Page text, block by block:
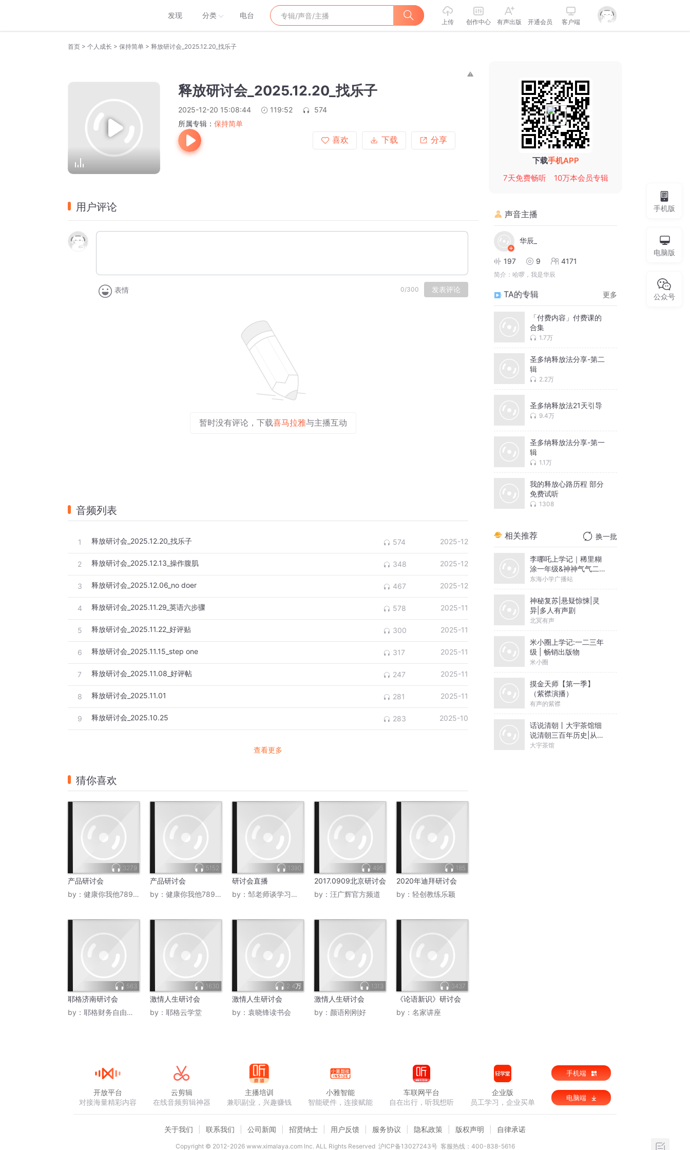
发现 分类 电台
上传 创作中心 有声出版 开通会员 客户端
首页 > 个人成长 > 保持简单 > 释放研讨会_2025.12.20_找乐子
释放研讨会_2025.12.20_找乐子
2025-12-20 15:08:44 119:52
574
所属专辑： 保持简单
喜欢
下载 分享
用户评论
表情 0/300 发表评论
暂时没有评论，下载喜马拉雅与主播互动
音频列表
1 释放研讨会_2025.12.20_找乐子 574 2025-12
2 释放研讨会_2025.12.13_操作腹肌 348 2025-12
3 释放研讨会_2025.12.06_no doer 467 2025-12
4 释放研讨会_2025.11.29_英语六步骤 578 2025-11
5 释放研讨会_2025.11.22_好评贴 300 2025-11
6 释放研讨会_2025.11.15_step one 317 2025-11
7 释放研讨会_2025.11.08_好评帖 247 2025-11
8 释放研讨会_2025.11.01 281 2025-11
9 释放研讨会_2025.10.25 283 2025-10
查看更多
猜你喜欢
3279
产品研讨会
by： 健康你我他789123
5152
产品研讨会
by： 健康你我他789123
1390
研讨会直播
by： 邹老师谈学习成长
495
2017.0909北京研讨会
by： 汪广辉官方频道
185
2020年迪拜研讨会
by： 轻创教练乐颖
563
耶格济南研讨会
by： 耶格财务自由商学院
1630
激情人生研讨会
by： 耶格云学堂
2.4万
激情人生研讨会
by： 袁晓锋读书会
1313
激情人生研讨会
by： 颜语刚刚好
3437
《论语新识》研讨会
by： 名家讲座
下载手机APP
7天免费畅听
10万本会员专辑
声音主播
华辰_
197 9 4171
简介： 哈啰，我是华辰
TA的专辑 更多
「付费内容」付费课的
合集
1.7万
圣多纳释放法分享-第二
辑
2.2万
圣多纳释放法21天引导
9.4万
圣多纳释放法分享-第一
辑
1.1万
我的释放心路历程 部分
免费试听
1308
相关推荐 换一批
李哪吒上学记｜稀里糊
涂一年级&神神气气二年
级
东海小学广播站
神秘复苏|悬疑惊悚|灵
异|多人有声剧
北冥有声
米小圈上学记:一二三年
级 | 畅销出版物
米小圈
摸金天师【第一季】
（紫襟演播）
有声的紫襟
话说清朝丨大宇茶馆细
说清朝三百年历史|从努
尔哈赤到末代皇帝溥仪|
大宇茶馆
手机版
电脑版
公众号
开放平台
对接海量精彩内容
云剪辑
在线音频剪辑神器
主播培训
兼职副业，兴趣赚钱
小雅智能
智能硬件，连接赋能
车联网平台
自在出行，听我想听
企业版
员工学习，企业买单
手机端
电脑端
关于我们 联系我们 公司新闻 招贤纳士 用户反馈 服务协议 隐私政策 版权声明 自律承诺
Copyright © 2012-2026www.ximalaya.com lnc. ALL Rights Reserved 沪ICP备13027243号 客服热线：400-838-5616